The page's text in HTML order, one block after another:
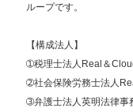
ループです。
【構成法人】
➀税理士法人Real＆
➁社会保険労務士法人
➂弁護士法人英明法律事